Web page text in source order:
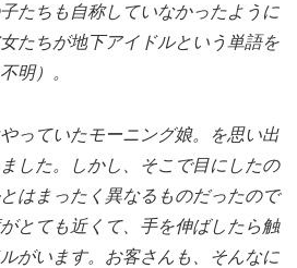
たちも自称していなかったように
たちが地下アイドルという単語を
明）。
っていたモーニング娘。を思い出
した。しかし、そこで目にしたの
はまったく異なるものだったので
とても近くて、手を伸ばしたら触
がいます。お客さんも、そんなに